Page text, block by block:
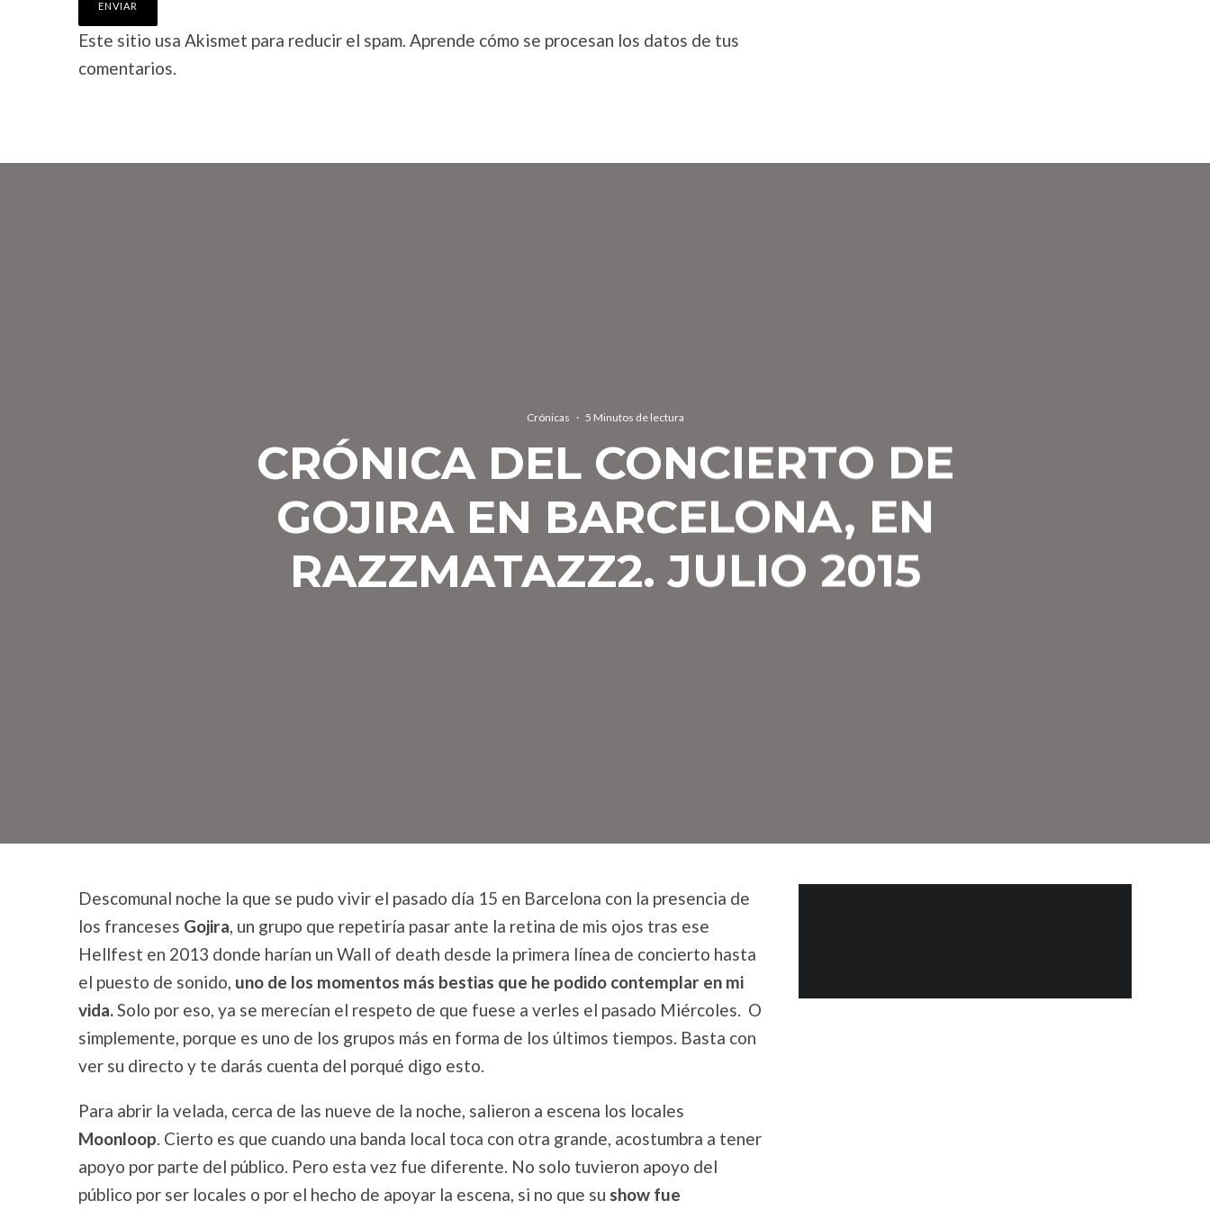
Este sitio usa Akismet para reducir el spam. Aprende cómo se procesan los datos de tus
comentarios.
Crónicas · 5 Minutos de lectura
CRÓNICA DEL CONCIERTO DE
GOJIRA EN BARCELONA, EN
RAZZMATAZZ2. JULIO 2015
Descomunal noche la que se pudo vivir el pasado día 15 en Barcelona con la presencia de
los franceses Gojira, un grupo que repetiría pasar ante la retina de mis ojos tras ese
Hellfest en 2013 donde harían un Wall of death desde la primera línea de concierto hasta
el puesto de sonido, uno de los momentos más bestias que he podido contemplar en mi
vida.Solo por eso, ya se merecían el respeto de que fuese a verles el pasado Miércoles. O
simplemente, porque es uno de los grupos más en forma de los últimos tiempos. Basta con
ver su directo y te darás cuenta del porqué digo esto.
Para abrir la velada, cerca de las nueve de la noche, salieron a escena los locales
Moonloop. Cierto es que cuando una banda local toca con otra grande, acostumbra a tener
apoyo por parte del público. Pero esta vez fue diferente. No solo tuvieron apoyo del
público por ser locales o por el hecho de apoyar la escena, si no que su show fue